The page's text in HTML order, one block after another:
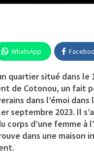
WhatsApp
quartier situé dans le
de Cotonou, un fait
dans l’émoi dans
septembre 2023. Il
corps d’une femme à
dans une maison